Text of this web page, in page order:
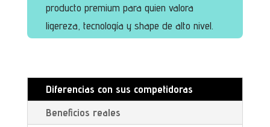
producto premium para quien valora
ligereza, tecnología y shape de alto nivel.
Diferencias con sus competidoras
Beneficios reales